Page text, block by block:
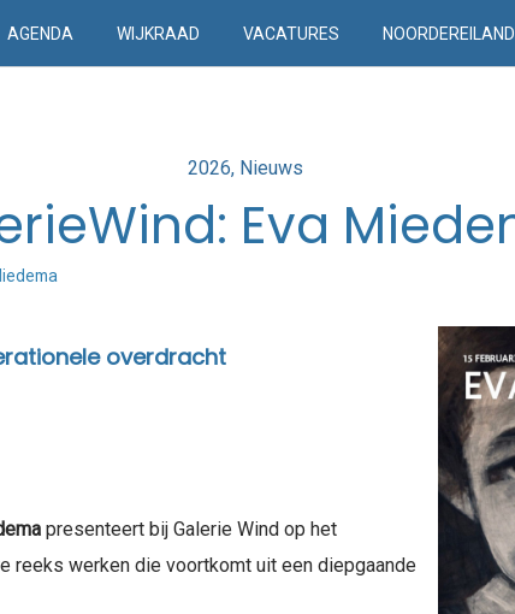
AGENDA WIJKRAAD VACATURES NOORDEREILAND
Posted
2026 Nieuws
Eva
overdracht
presenteert bij Galerie Wind op het
reeks werken die voortkomt uit een diepgaande